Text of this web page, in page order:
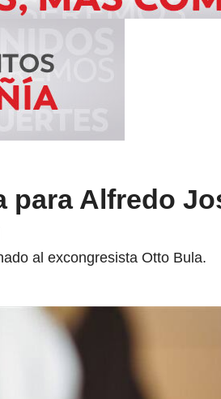
para Alfredo
al excongresista Otto Bula.